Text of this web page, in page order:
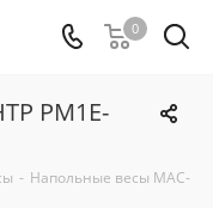
0
PM1E-
- Напольные весы МАС-